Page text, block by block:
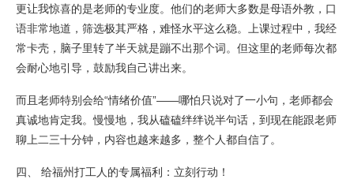
更让我惊喜的是老师的专业度。他们的老师大多数是母语外教，口
语非常地道，筛选极其严格，难怪水平这么稳。上课过程中，我经
常卡壳，脑子里转了半天就是蹦不出那个词。但这里的老师每次都
会耐心地引导，鼓励我自己讲出来。
而且老师特别会给“情绪价值”——哪怕只说对了一小句，老师都会
真诚地肯定我。慢慢地，我从磕磕绊绊说半句话，到现在能跟老师
聊上二三十分钟，内容也越来越多，整个人都自信了。
四、 给福州打工人的专属福利：立刻行动！